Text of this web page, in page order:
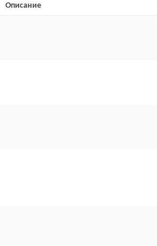
Описание